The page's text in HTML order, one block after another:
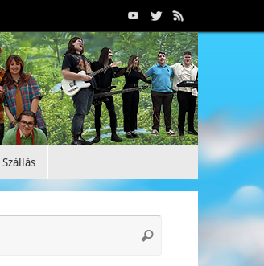
Szállás
Keresés